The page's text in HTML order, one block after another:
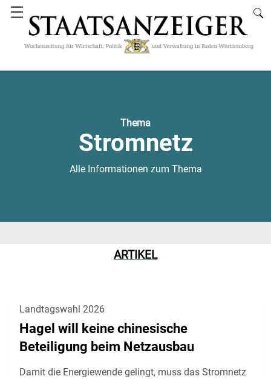
☰
Thema
Stromnetz
Alle Informationen zum Thema
ARTIKEL
Landtagswahl 2026
Hagel will keine chinesische
Beteiligung beim Netzausbau
Damit die Energiewende gelingt, muss das Stromnetz